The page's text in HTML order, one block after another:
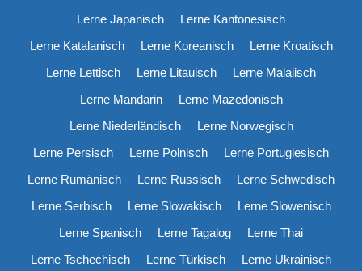
Lerne Japanisch
Lerne Kantonesisch
Lerne Katalanisch
Lerne Koreanisch
Lerne Kroatisch
Lerne Lettisch
Lerne Litauisch
Lerne Malaiisch
Lerne Mandarin
Lerne Mazedonisch
Lerne Niederländisch
Lerne Norwegisch
Lerne Persisch
Lerne Polnisch
Lerne Portugiesisch
Lerne Rumänisch
Lerne Russisch
Lerne Schwedisch
Lerne Serbisch
Lerne Slowakisch
Lerne Slowenisch
Lerne Spanisch
Lerne Tagalog
Lerne Thai
Lerne Tschechisch
Lerne Türkisch
Lerne Ukrainisch